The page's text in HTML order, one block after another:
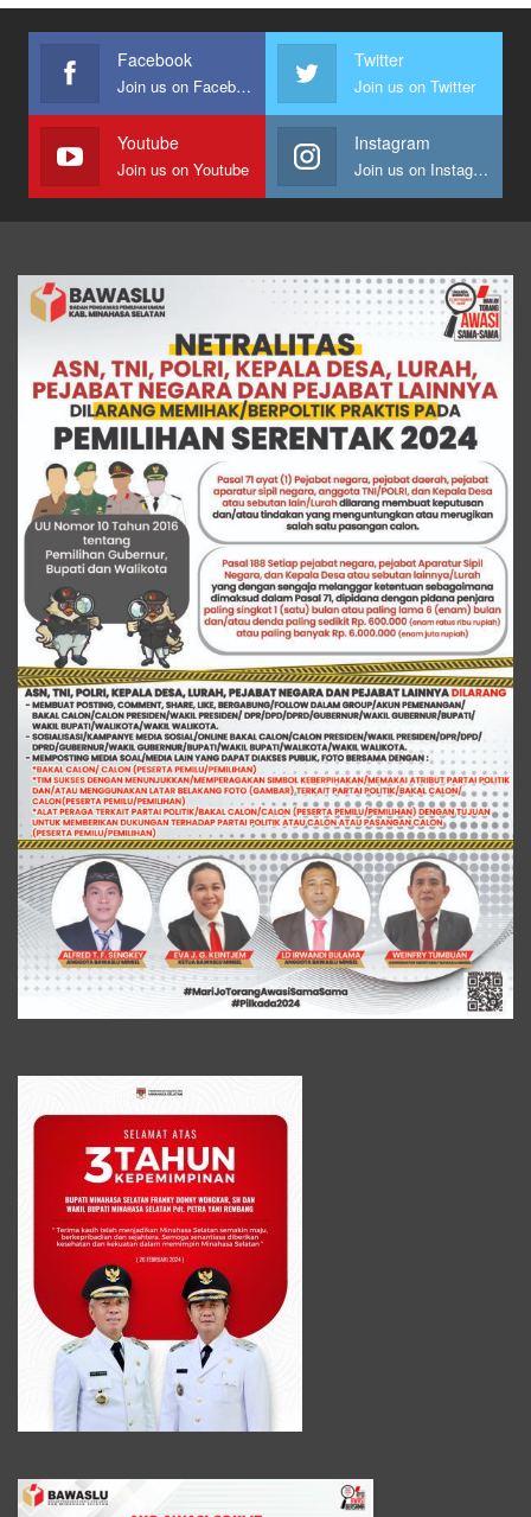
Facebook
Join us on Facebook
Twitter
Join us on Twitter
Youtube
Join us on Youtube
Instagram
Join us on Instagram